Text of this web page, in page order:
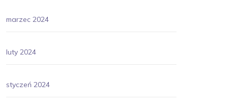
marzec 2024
luty 2024
styczeń 2024